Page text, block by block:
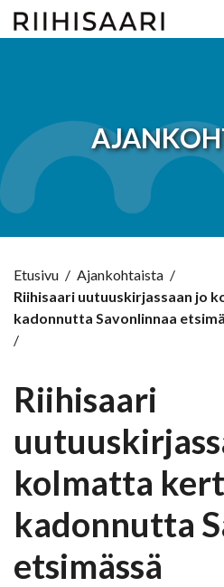
Etusivu / Ajankohtaista /
Riihisaari uutuuskirjassaan jo
kadonnutta Savonlinnaa
/
Riihisaari
kolmatta
kadonnutta
etsimässä